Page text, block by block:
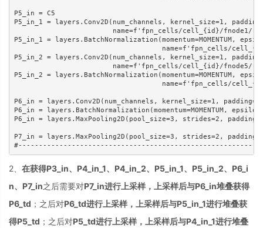
P5_in = C5
P5_in_1 = layers.Conv2D(num_channels, kernel_size=1,
name=f'fpn_cells/cell_{id}/fnode1/
P5_in_1 = layers.BatchNormalization(momentum=MOMENTUM,
name=f'fpn_cells/
P5_in_2 = layers.Conv2D(num_channels, kernel_size=1,
name=f'fpn_cells/cell_{id}/fnode5/
P5_in_2 = layers.BatchNormalization(momentum=MOMENTUM,
name=f'fpn_cells/
P6_in = layers.Conv2D(num_channels, kernel_size=1,
P6_in = layers.BatchNormalization(momentum=MOMENTUM,
P6_in = layers.MaxPooling2D(pool_size=3, strides=2,
P7_in = layers.MaxPooling2D(pool_size=3, strides=2,
2、 在获得P3_in、P4_in_1、P4_in_2、P5_in_1、P5_in_2、P6_i
n、P7_in之后需要对P7_in进行上采样，上采样后与P6_in堆叠获得
P6_td ；之后对P6_td进行上采样，上采样后与P5_in_1进行堆叠获
得P5_td ；之后对P5_td进行上采样，上采样后与P4_in_1进行堆叠